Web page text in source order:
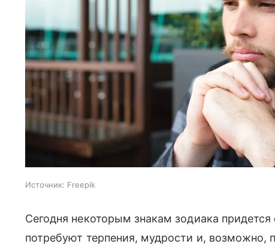
Источник: Freepik
Сегодня некоторым знакам зодиака
потребуют терпения, мудрости и, возможно,